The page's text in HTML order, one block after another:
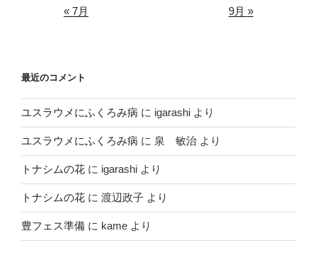
« 7月 9月 »
最近のコメント
ユスラウメにふくろみ病 に igarashi より
ユスラウメにふくろみ病 に 泉 敏治 より
トナシムの花 に igarashi より
トナシムの花 に 渡辺政子 より
豊フェス準備 に kame より